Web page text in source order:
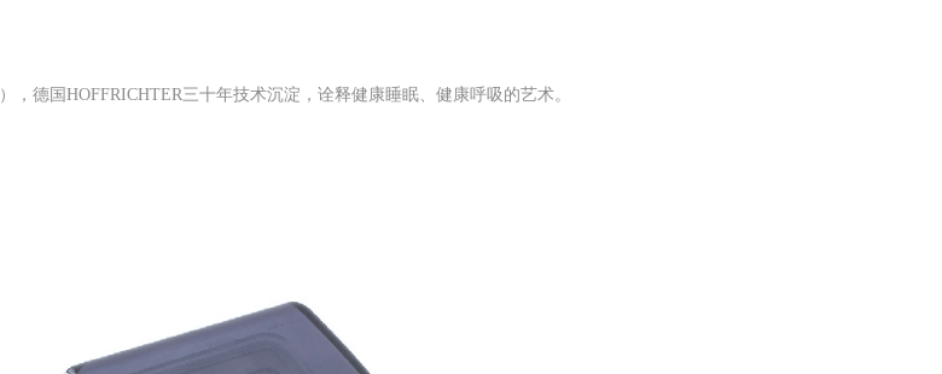
），德国HOFFRICHTER三十年技术沉淀，诠释健康睡眠、健康呼吸的艺术。